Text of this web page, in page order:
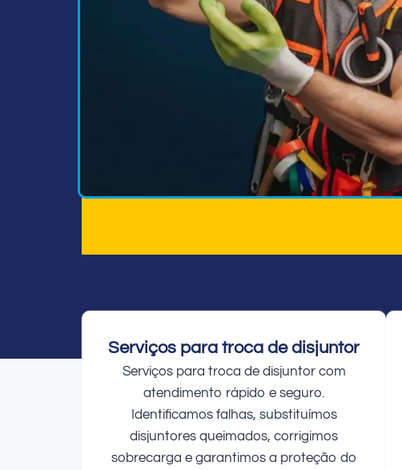
Serviços para troca de disjuntor
Serviços para troca de disjuntor com
atendimento rápido e seguro.
Identificamos falhas, substituímos
disjuntores queimados, corrigimos
sobrecarga e garantimos a proteção do